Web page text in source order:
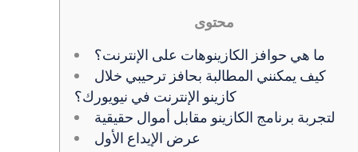
محتوى
ما هي حوافز الكازينوهات على الإنترنت؟
كيف يمكنني المطالبة بحافز ترحيبي خلال
كازينو الإنترنت في نيويورك؟
لتجربة برنامج الكازينو مقابل أموال حقيقية
عرض الإيداع الأول